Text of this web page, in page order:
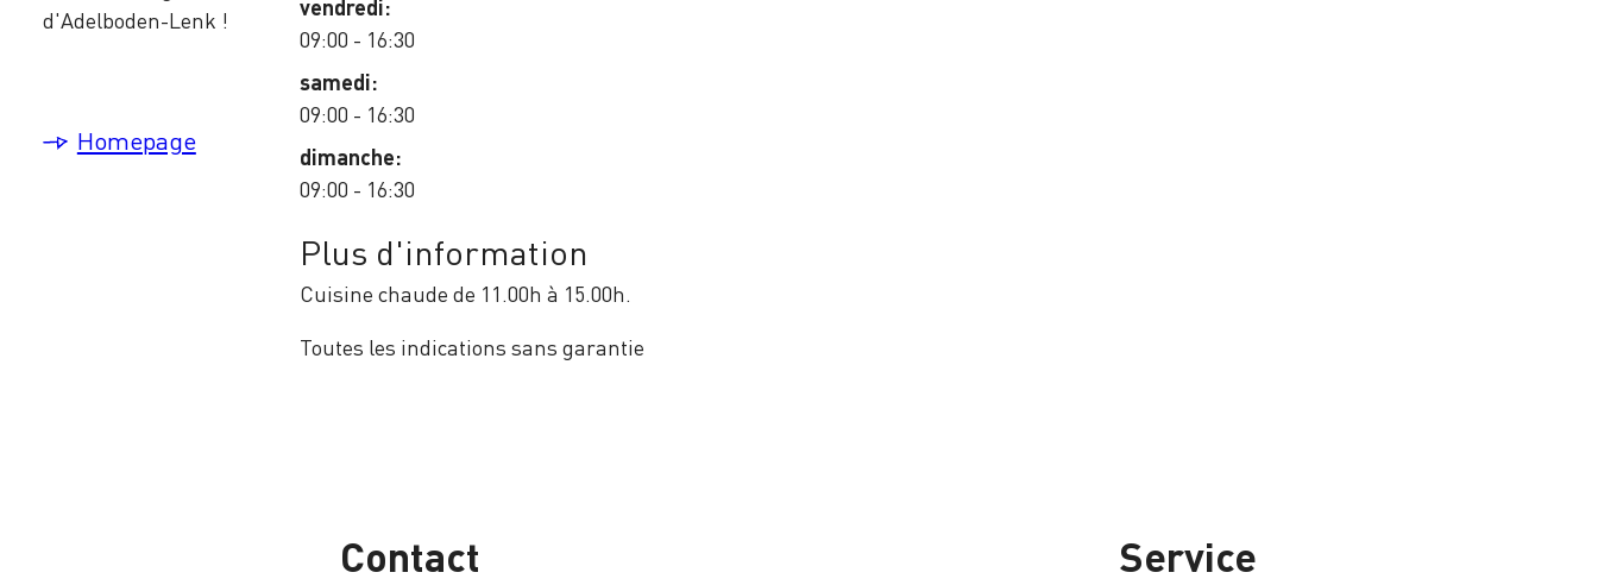
d'Adelboden-Lenk !
Homepage
vendredi:
09:00 - 16:30
samedi:
09:00 - 16:30
dimanche:
09:00 - 16:30
Plus d'information
Cuisine chaude de 11.00h à 15.00h.
Toutes les indications sans garantie
Contact Service